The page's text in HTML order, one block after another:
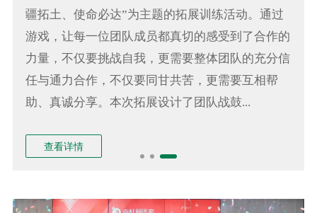
疆拓土、使命必达”为主题的拓展训练活动。通过
游戏，让每一位团队成员都真切的感受到了合作的
力量，不仅要挑战自我，更需要整体团队的充分信
任与通力合作，不仅要同甘共苦，更需要互相帮
助、真诚分享。本次拓展设计了团队战鼓...
查看详情